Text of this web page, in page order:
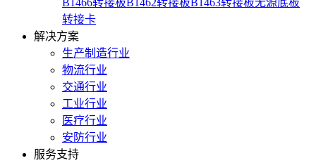
B1466转接板B1462转接板B1463转接板无源底板
转接卡
解决方案
生产制造行业
物流行业
交通行业
工业行业
医疗行业
安防行业
服务支持